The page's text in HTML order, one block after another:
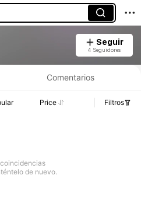
Seguir
4 Seguidores
Comentarios
Price Filtros
de nuevo.